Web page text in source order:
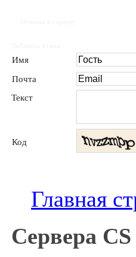
Имя
Почта
Текст
Код
Главная
Сервера CS